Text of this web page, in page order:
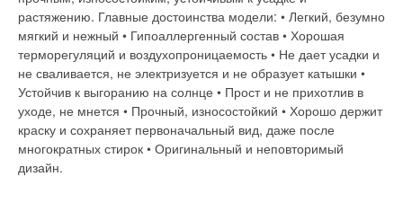
растяжению. Главные достоинства модели: • Легкий, безумно
мягкий и нежный • Гипоаллергенный состав • Хорошая
терморегуляций и воздухопроницаемость • Не дает усадки и
не сваливается, не электризуется и не образует катышки •
Устойчив к выгоранию на солнце • Прост и не прихотлив в
уходе, не мнется • Прочный, износостойкий • Хорошо держит
краску и сохраняет первоначальный вид, даже после
многократных стирок • Оригинальный и неповторимый
дизайн.